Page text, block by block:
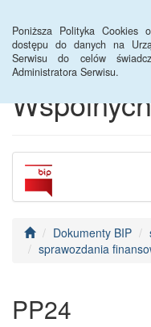
Poniższa Polityka Cookies
dostępu do danych na
Serwisu do celów
Administratora Serwisu.
Centrum
Dokumenty BIP
sprawozdania
PP24